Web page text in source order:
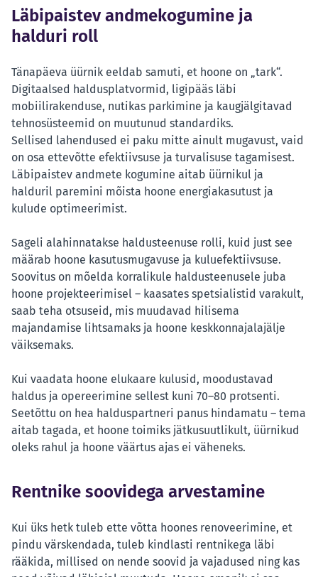
Läbipaistev andmekogumine ja
halduri roll
Tänapäeva üürnik eeldab samuti, et hoone on „tark“.
Digitaalsed haldusplatvormid, ligipääs läbi
mobiilirakenduse, nutikas parkimine ja kaugjälgitavad
tehnosüsteemid on muutunud standardiks.
Sellised lahendused ei paku mitte ainult mugavust, vaid
on osa ettevõtte efektiivsuse ja turvalisuse tagamisest.
Läbipaistev andmete kogumine aitab üürnikul ja
halduril paremini mõista hoone energiakasutust ja
kulude optimeerimist.
Sageli alahinnatakse haldusteenuse rolli, kuid just see
määrab hoone kasutusmugavuse ja kuluefektiivsuse.
Soovitus on mõelda korralikule haldusteenusele juba
hoone projekteerimisel – kaasates spetsialistid varakult,
saab teha otsuseid, mis muudavad hilisema
majandamise lihtsamaks ja hoone keskkonnajalajälje
väiksemaks.
Kui vaadata hoone elukaare kulusid, moodustavad
haldus ja opereerimine sellest kuni 70–80 protsenti.
Seetõttu on hea halduspartneri panus hindamatu – tema
aitab tagada, et hoone toimiks jätkusuutlikult, üürnikud
oleks rahul ja hoone väärtus ajas ei väheneks.
Rentnike soovidega arvestamine
Kui üks hetk tuleb ette võtta hoones renoveerimine, et
pindu värskendada, tuleb kindlasti rentnikega läbi
rääkida, millised on nende soovid ja vajadused ning kas